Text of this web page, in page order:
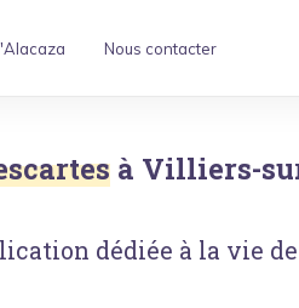
Nous contacter
à Villiers-
dédiée à la vie